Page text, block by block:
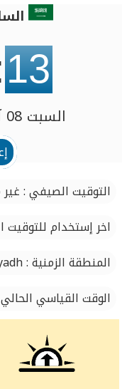
13
السبت 08 آب(08)أغسطس 2026
التوقيت الصيفي :
اخر إستخدام للتوقيت
المنطقة الزمنية : Asia/Riyadh
الوقت القياسي